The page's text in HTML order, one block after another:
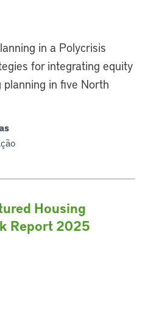
in a Polycrisis
for integrating equity
in five North
Housing
Report 2025